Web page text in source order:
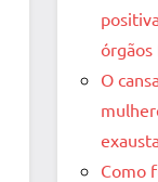
O
Como